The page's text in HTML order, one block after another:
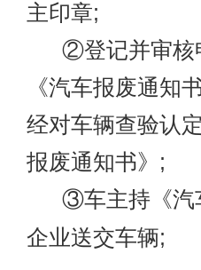
主印章;
②登记并审核
《汽车报废通知
经对车辆查验认
报废通知书》;
③车主持《汽
企业送交车辆;